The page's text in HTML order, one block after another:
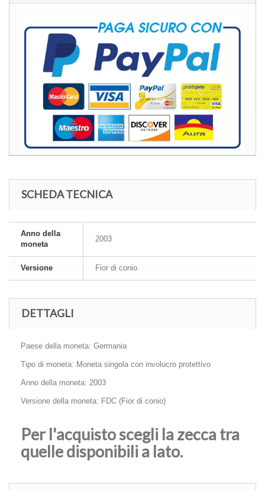
SCHEDA TECNICA
Anno della
moneta
2003
Versione Fior di conio
DETTAGLI
Paese della moneta: Germania
Tipo di moneta: Moneta singola con involucro protettivo
Anno della moneta: 2003
Versione della moneta: FDC (Fior di conio)
Per l'acquisto scegli la zecca tra
quelle disponibili a lato.